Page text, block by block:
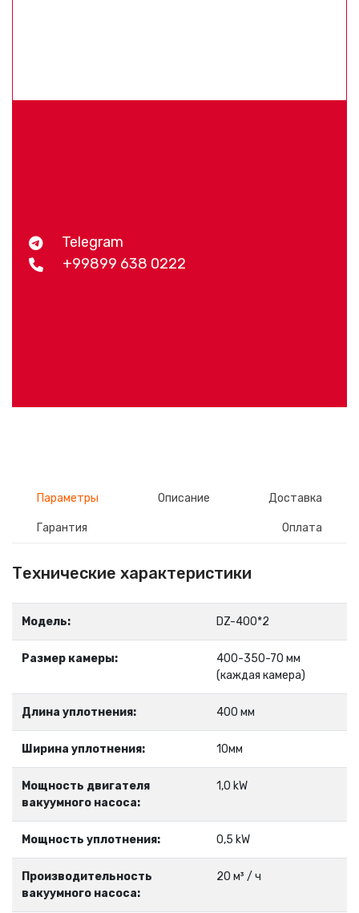
Telegram
+99899 638 0222
Параметры Описание Доставка
Гарантия Оплата
Технические характеристики
Модель: DZ-400*2
Размер камеры:
400-350-70 мм
(каждая камера)
Длина уплотнения: 400 мм
Ширина уплотнения: 10мм
Мощность двигателя
вакуумного насоса:
1,0 kW
Мощность уплотнения: 0,5 kW
Производительность
вакуумного насоса:
20 м³ / ч